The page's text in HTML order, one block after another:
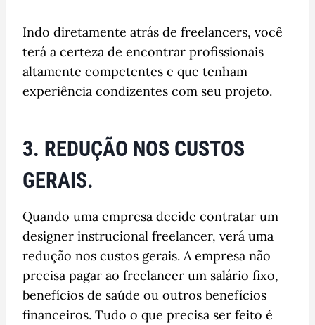
Indo diretamente atrás de freelancers, você
terá a certeza de encontrar profissionais
altamente competentes e que tenham
experiência condizentes com seu projeto.
3. REDUÇÃO NOS CUSTOS
GERAIS.
Quando uma empresa decide contratar um
designer instrucional freelancer, verá uma
redução nos custos gerais. A empresa não
precisa pagar ao freelancer um salário fixo,
benefícios de saúde ou outros benefícios
financeiros. Tudo o que precisa ser feito é